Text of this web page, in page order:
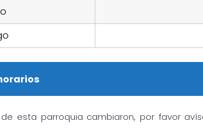
esta parroquia cambiaron, por favor